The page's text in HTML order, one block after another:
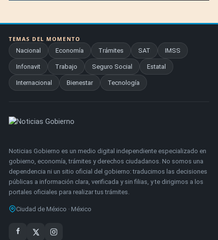
TEMAS DEL MOMENTO
Nacional
Economía Trámites SAT IMSS
Infonavit Trabajo Seguro Social Estatal
Internacional Bienestar Tecnología
Noticias Gobierno es un medio digital independiente especializado en
gobierno, economía, trámites y derechos ciudadanos. No somos una
dependencia ni un sitio oficial del gobierno: traducimos las decisiones
públicas a información clara, verificada y sin filias, y te dirigimos a los
portales oficiales para realizar tus trámites.
Ciudad de México · México